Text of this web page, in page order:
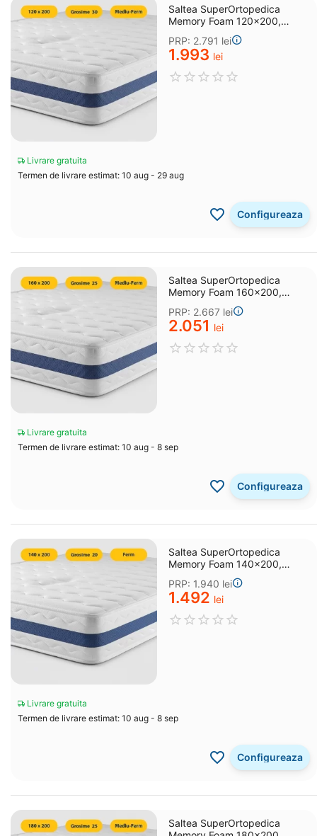
Saltea SuperOrtopedica
Memory Foam 120x200,
grosime 30 cm
PRP: 2.791 lei
1.993 lei
Livrare gratuita
Termen de livrare estimat: 10 aug - 29 aug
Configureaza
Saltea SuperOrtopedica
Memory Foam 160x200,
grosime 25 cm
PRP: 2.667 lei
2.051 lei
Livrare gratuita
Termen de livrare estimat: 10 aug - 8 sep
Configureaza
Saltea SuperOrtopedica
Memory Foam 140x200,
grosime 20 cm
PRP: 1.940 lei
1.492 lei
Livrare gratuita
Termen de livrare estimat: 10 aug - 8 sep
Configureaza
Saltea SuperOrtopedica